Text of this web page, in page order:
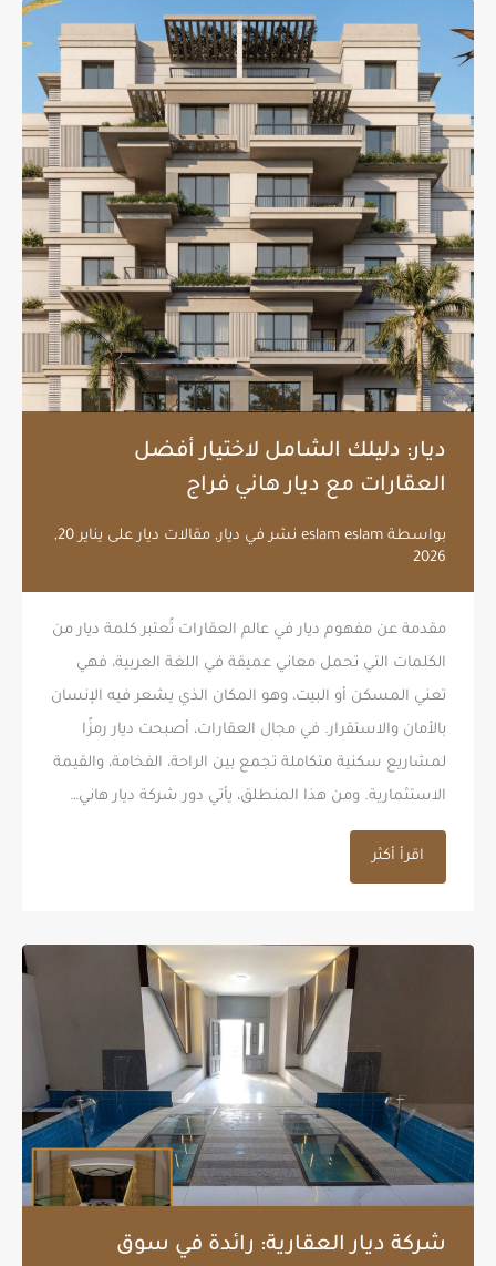
ديار: دليلك الشامل لاختيار أفضل
العقارات مع ديار هاني فراج
بواسطة eslam eslam نشر في ديار , مقالات ديار على
يناير 20,
2026
مقدمة عن مفهوم ديار في عالم العقارات تُعتبر كلمة ديار من
الكلمات التي تحمل معاني عميقة في اللغة العربية، فهي
تعني المسكن أو البيت، وهو المكان الذي يشعر فيه الإنسان
بالأمان والاستقرار. في مجال العقارات، أصبحت ديار رمزًا
لمشاريع سكنية متكاملة تجمع بين الراحة، الفخامة، والقيمة
الاستثمارية. ومن هذا المنطلق، يأتي دور شركة ديار هاني…
اقرأ أكثر
شركة ديار العقارية: رائدة في سوق